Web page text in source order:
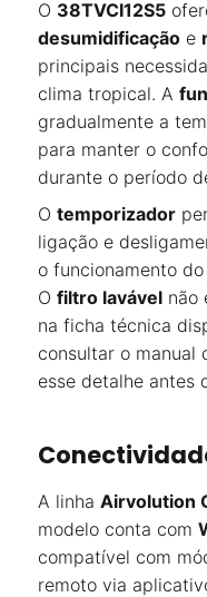
O 38TVCI12S5
desumidificação e
principais
clima tropical. A
gradualmente a
para manter o
durante o período
O temporizador
ligação e
o funcionamento
O filtro lavável não
na ficha técnica
consultar o
esse detalhe antes
A linha Airvolution
modelo conta com
compatível com
remoto via